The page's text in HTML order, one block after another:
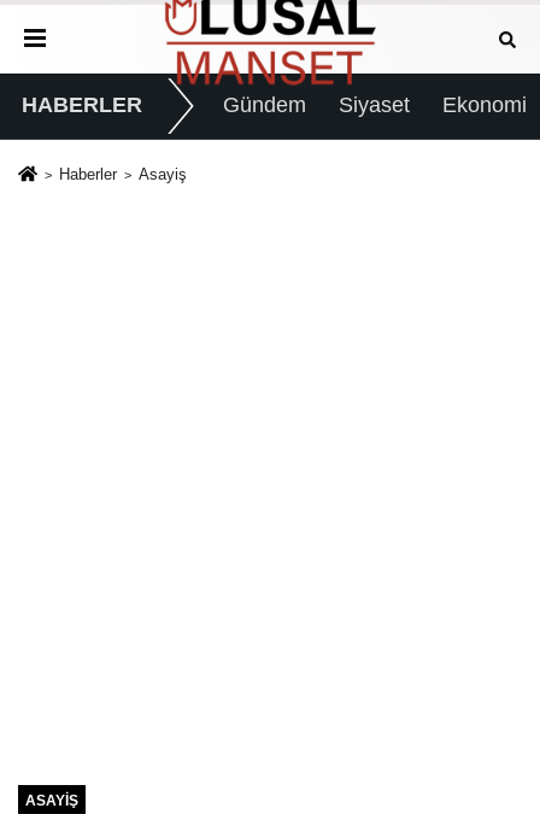
HABERLER Gündem Siyaset Ekonomi
Haberler Asayiş
ASAYIŞ